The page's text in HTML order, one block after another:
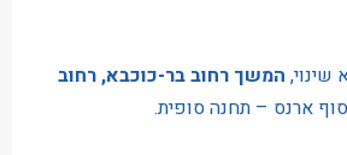
המשך רחוב בר-כוכבא, רחוב
ארנס – תחנה סופית.